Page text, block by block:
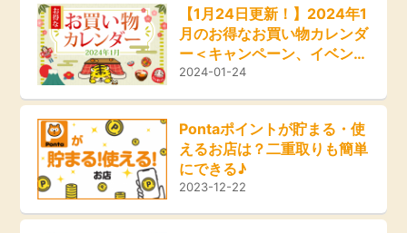
【1月24日更新！】2024年1
月のお得なお買い物カレンダ
ー＜キャンペーン、イベン
ト、セール情報＞
2024-01-24
Pontaポイントが貯まる・使
えるお店は？二重取りも簡単
にできる♪
2023-12-22